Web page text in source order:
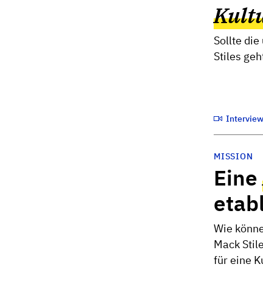
Sollte
Stiles
Interview
MISSION
Eine
Wie
Mack
für eine